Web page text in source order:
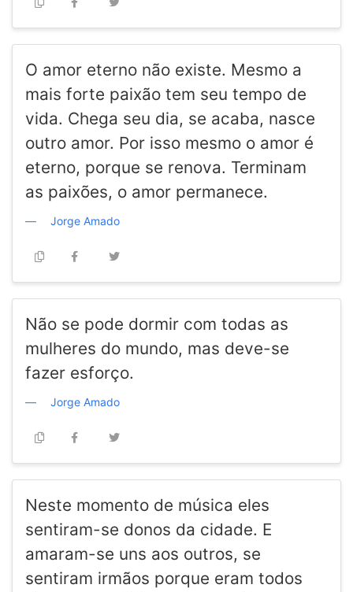
O amor eterno não existe. Mesmo a
mais forte paixão tem seu tempo de
vida. Chega seu dia, se acaba, nasce
outro amor. Por isso mesmo o amor é
eterno, porque se renova. Terminam
as paixões, o amor permanece.
Jorge Amado
Não se pode dormir com todas as
mulheres do mundo, mas deve-se
fazer esforço.
Jorge Amado
Neste momento de música eles
sentiram-se donos da cidade. E
amaram-se uns aos outros, se
sentiram irmãos porque eram todos